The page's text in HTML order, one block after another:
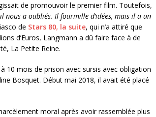
de promouvoir le premier film. Toutefois,
nous a oubliés. Il fourmille d’idées, mais il a un
de Stars 80, la suite, qui n’a attiré que
d’Euros, Langmann a dû faire face à de
La Petite Reine.
10 mois de prison avec sursis avec obligation
Bosquet. Début mai 2018, il avait été placé
moral après avoir rassemblée plus